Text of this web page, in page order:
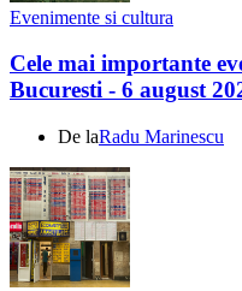
Evenimente si cultura
Cele mai importante
Bucuresti - 6 august
De laRadu Marinescu